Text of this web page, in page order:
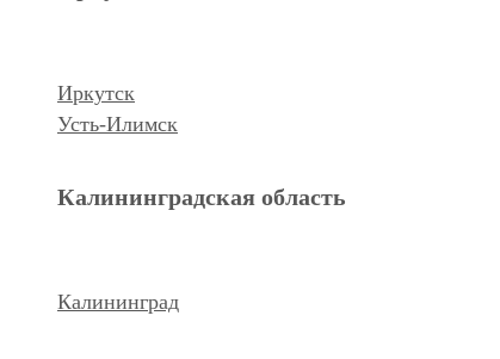
Иркутск
Усть-Илимск
Калининградская область
Калининград